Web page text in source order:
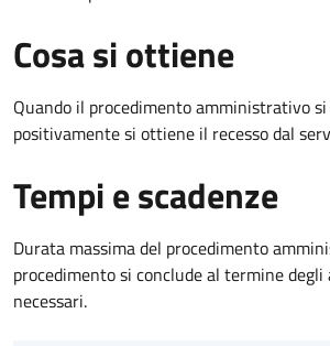
Cosa si ottiene
Quando il procedimento amministrativo
positivamente si ottiene il recesso dal
Tempi e scadenze
Durata massima del procedimento
procedimento si conclude al termine
necessari.